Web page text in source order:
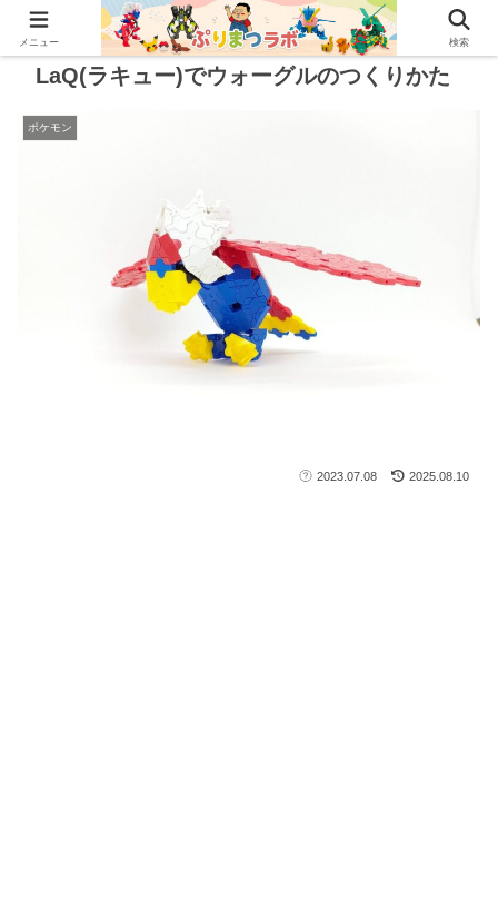
LaQ(ラキュー)でウォーグルのつくりかた
ポケモン
2023.07.08 2025.08.10
メニュー 検索